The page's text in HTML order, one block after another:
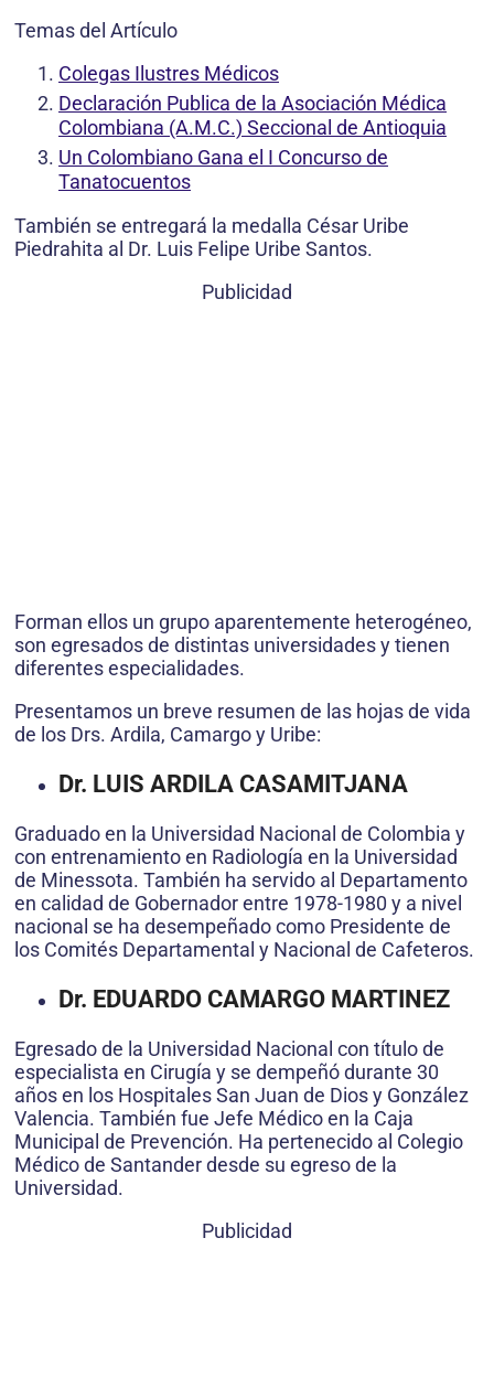
Temas del Artículo
Colegas Ilustres Médicos
Declaración Publica de la Asociación Médica
Colombiana (A.M.C.) Seccional de Antioquia
Un Colombiano Gana el I Concurso de
Tanatocuentos
También se entregará la medalla César Uribe
Piedrahita al Dr. Luis Felipe Uribe Santos.
Publicidad
Forman ellos un grupo aparentemente heterogéneo,
son egresados de distintas universidades y tienen
diferentes especialidades.
Presentamos un breve resumen de las hojas de vida
de los Drs. Ardila, Camargo y Uribe:
Dr. LUIS ARDILA CASAMITJANA
Graduado en la Universidad Nacional de Colombia y
con entrenamiento en Radiología en la Universidad
de Minessota. También ha servido al Departamento
en calidad de Gobernador entre 1978-1980 y a nivel
nacional se ha desempeñado como Presidente de
los Comités Departamental y Nacional de Cafeteros.
Dr. EDUARDO CAMARGO MARTINEZ
Egresado de la Universidad Nacional con título de
especialista en Cirugía y se dempeñó durante 30
años en los Hospitales San Juan de Dios y González
Valencia. También fue Jefe Médico en la Caja
Municipal de Prevención. Ha pertenecido al Colegio
Médico de Santander desde su egreso de la
Universidad.
Publicidad